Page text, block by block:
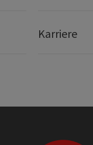
Karriere